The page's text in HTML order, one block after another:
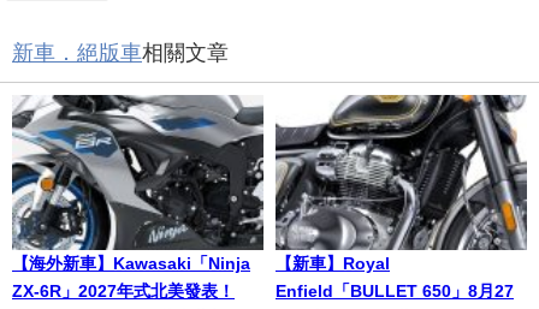
新車．絕版車相關文章
【海外新車】Kawasaki「Ninja
ZX-6R」2027年式北美發表！
【新車】Royal
Enfield「BULLET 650」8月27